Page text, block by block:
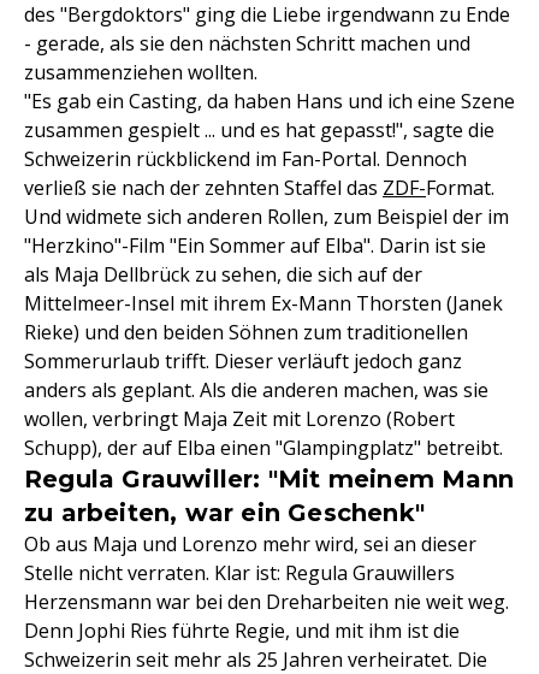
des "Bergdoktors" ging die Liebe irgendwann zu Ende
- gerade, als sie den nächsten Schritt machen und
zusammenziehen wollten.
"Es gab ein Casting, da haben Hans und ich eine Szene
zusammen gespielt ... und es hat gepasst!", sagte die
Schweizerin rückblickend im Fan-Portal. Dennoch
verließ sie nach der zehnten Staffel das ZDF-Format.
Und widmete sich anderen Rollen, zum Beispiel der im
"Herzkino"-Film "Ein Sommer auf Elba". Darin ist sie
als Maja Dellbrück zu sehen, die sich auf der
Mittelmeer-Insel mit ihrem Ex-Mann Thorsten (Janek
Rieke) und den beiden Söhnen zum traditionellen
Sommerurlaub trifft. Dieser verläuft jedoch ganz
anders als geplant. Als die anderen machen, was sie
wollen, verbringt Maja Zeit mit Lorenzo (Robert
Schupp), der auf Elba einen "Glampingplatz" betreibt.
Regula Grauwiller: "Mit meinem Mann
zu arbeiten, war ein Geschenk"
Ob aus Maja und Lorenzo mehr wird, sei an dieser
Stelle nicht verraten. Klar ist: Regula Grauwillers
Herzensmann war bei den Dreharbeiten nie weit weg.
Denn Jophi Ries führte Regie, und mit ihm ist die
Schweizerin seit mehr als 25 Jahren verheiratet. Die